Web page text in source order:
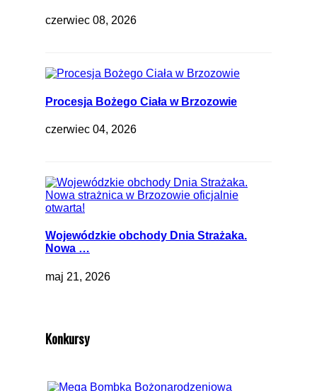
czerwiec 08, 2026
Procesja Bożego Ciała w Brzozowie
czerwiec 04, 2026
Wojewódzkie obchody Dnia Strażaka.
Nowa …
maj 21, 2026
Konkursy